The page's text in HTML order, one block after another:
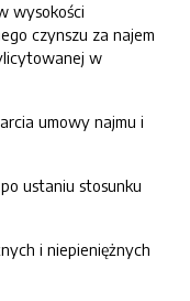
wysokości
czynszu za najem
w
umowy najmu i
ustaniu stosunku
i niepieniężnych